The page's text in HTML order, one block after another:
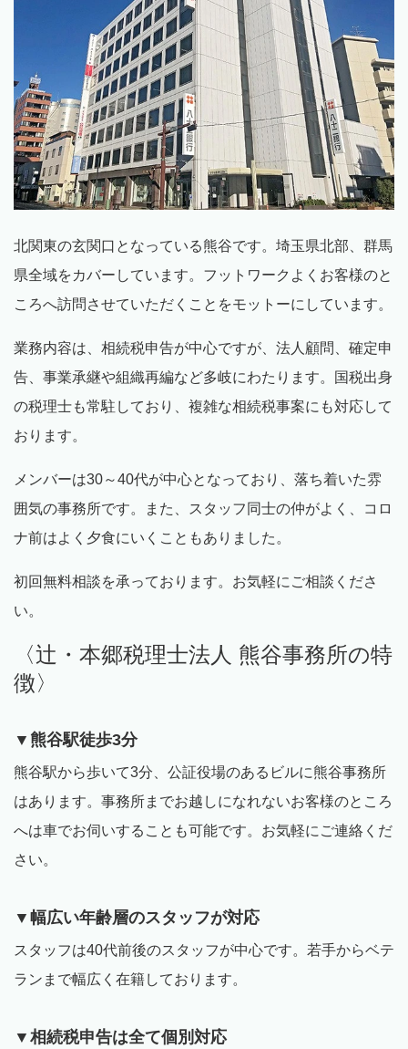
北関東の玄関口となっている熊谷です。埼玉県北部、群馬
県全域をカバーしています。フットワークよくお客様のと
ころへ訪問させていただくことをモットーにしています。
業務内容は、相続税申告が中心ですが、法人顧問、確定申
告、事業承継や組織再編など多岐にわたります。国税出身
の税理士も常駐しており、複雑な相続税事案にも対応して
おります。
メンバーは30～40代が中心となっており、落ち着いた雰
囲気の事務所です。また、スタッフ同士の仲がよく、コロ
ナ前はよく夕食にいくこともありました。
初回無料相談を承っております。お気軽にご相談くださ
い。
〈辻・本郷税理士法人 熊谷事務所の特
徴〉
▼熊谷駅徒歩3分
熊谷駅から歩いて3分、公証役場のあるビルに熊谷事務所
はあります。事務所までお越しになれないお客様のところ
へは車でお伺いすることも可能です。お気軽にご連絡くだ
さい。
▼幅広い年齢層のスタッフが対応
スタッフは40代前後のスタッフが中心です。若手からベテ
ランまで幅広く在籍しております。
▼相続税申告は全て個別対応